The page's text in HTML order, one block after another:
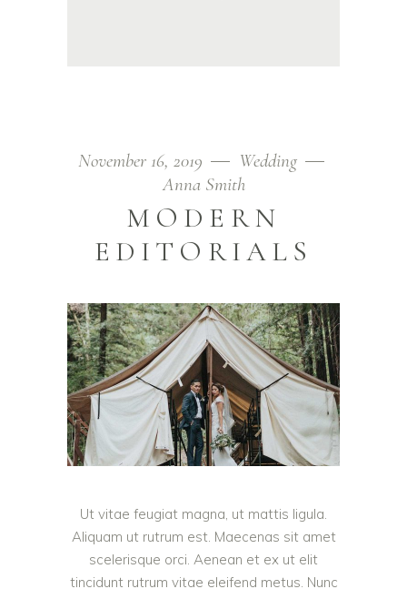
November 16, 2019
Wedding
Anna Smith
MODERN
EDITORIALS
Ut vitae feugiat magna, ut mattis ligula.
Aliquam ut rutrum est. Maecenas sit amet
scelerisque orci. Aenean et ex ut elit
tincidunt rutrum vitae eleifend metus. Nunc